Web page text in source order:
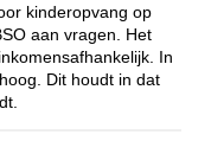
kinderopvang op
aan vragen. Het
In
Dit houdt in dat